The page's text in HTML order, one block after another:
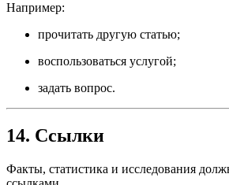
Например:
прочитать другую статью;
воспользоваться услугой;
задать вопрос.
14. Ссылки
Факты, статистика и исследования